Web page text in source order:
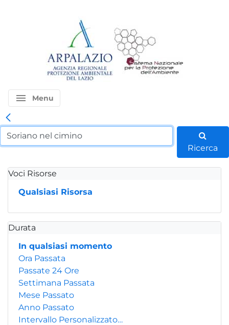
menu Menu
Ricerca
Voci Risorse
Qualsiasi Risorsa
Durata
In qualsiasi momento
Ora Passata
Passate 24 Ore
Settimana Passata
Mese Passato
Anno Passato
Intervallo Personalizzato…